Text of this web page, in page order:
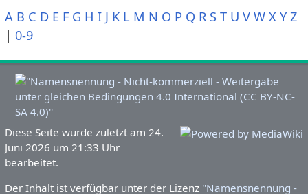
A B C D E F G H I J K L M N O P Q R S T U V W X Y Z
| 0-9
Diese Seite wurde zuletzt am 24.
Juni 2026 um 21:33 Uhr
bearbeitet.
Der Inhalt ist verfügbar unter der Lizenz ''Namensnennung -